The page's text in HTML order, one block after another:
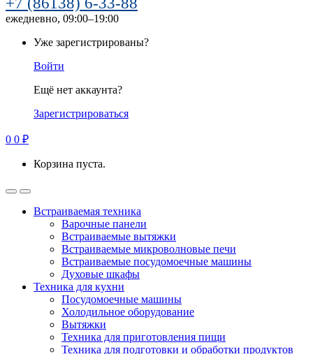
ежедневно, 09:00–19:00
Уже зарегистрированы?
Войти
Ещё нет аккаунта?
Зарегистрироваться
0 0 ₽
Корзина пуста.
Встраиваемая техника
Варочные панели
Встраиваемые вытяжки
Встраиваемые микроволновые печи
Встраиваемые посудомоечные машины
Духовые шкафы
Техника для кухни
Посудомоечные машины
Холодильное оборудование
Вытяжки
Техника для приготовления пищи
Техника для подготовки и обработки продуктов